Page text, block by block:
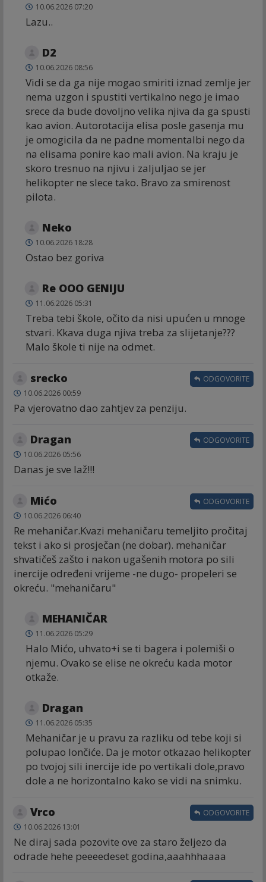
10.06.2026 07:20
Lazu..
D2
10.06.2026 08:56
Vidi se da ga nije mogao smiriti iznad zemlje jer
nema uzgon i spustiti vertikalno nego je imao
srece da bude dovoljno velika njiva da ga spusti
kao avion. Autorotacija elisa posle gasenja mu
je omogicila da ne padne momentalbi nego da
na elisama ponire kao mali avion. Na kraju je
skoro tresnuo na njivu i zaljuljao se jer
helikopter ne slece tako. Bravo za smirenost
pilota.
Neko
10.06.2026 18:28
Ostao bez goriva
Re OOO GENIJU
11.06.2026 05:31
Treba tebi škole, očito da nisi upućen u mnoge
stvari. Kkava duga njiva treba za slijetanje???
Malo škole ti nije na odmet.
srecko
10.06.2026 00:59
Pa vjerovatno dao zahtjev za penziju.
ODGOVORITE
Dragan
10.06.2026 05:56
Danas je sve laž!!!
ODGOVORITE
Mićo
10.06.2026 06:40
Re mehaničar.Kvazi mehaničaru temeljito pročitaj
tekst i ako si prosječan (ne dobar). mehaničar
shvatičeš zašto i nakon ugašenih motora po sili
inercije određeni vrijeme -ne dugo- propeleri se
okreću. "mehaničaru"
ODGOVORITE
MEHANIČAR
11.06.2026 05:29
Halo Mićo, uhvato+i se ti bagera i polemiši o
njemu. Ovako se elise ne okreću kada motor
otkaže.
Dragan
11.06.2026 05:35
Mehaničar je u pravu za razliku od tebe koji si
polupao lončiće. Da je motor otkazao helikopter
po tvojoj sili inercije ide po vertikali dole,pravo
dole a ne horizontalno kako se vidi na snimku.
Vrco
10.06.2026 13:01
Ne diraj sada pozovite ove za staro željezo da
odrade hehe peeeedeset godina,aaahhhaaaa
ODGOVORITE